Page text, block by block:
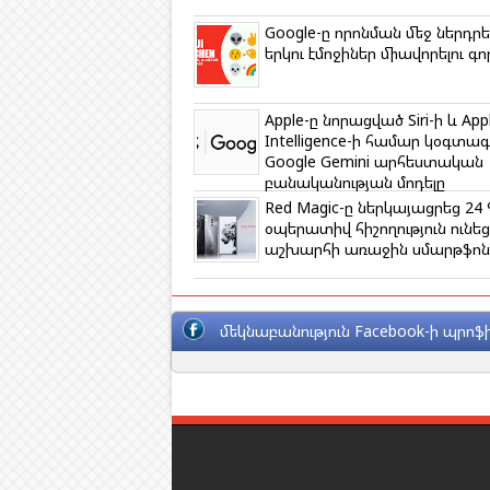
i
k
i
Google-ը որոնման մեջ
երկու էմոջիներ միավորելու
Apple-ը նորացված Siri-ի և
Intelligence-ի համար
Google Gemini արհեստական
բանականության մոդելը
Red Magic-ը ներկայացրեց 24
օպերատիվ հիշողություն
աշխարհի առաջին
մեկնաբանություն Facebook-ի